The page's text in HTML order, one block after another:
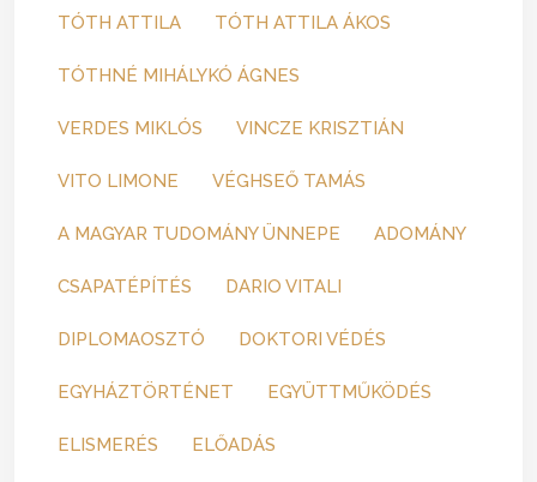
TÓTH ATTILA TÓTH ATTILA ÁKOS
TÓTHNÉ MIHÁLYKÓ ÁGNES
VERDES MIKLÓS VINCZE KRISZTIÁN
VITO LIMONE VÉGHSEŐ TAMÁS
A MAGYAR TUDOMÁNY ÜNNEPE ADOMÁNY
CSAPATÉPÍTÉS DARIO VITALI
DIPLOMAOSZTÓ DOKTORI VÉDÉS
EGYHÁZTÖRTÉNET EGYÜTTMŰKÖDÉS
ELISMERÉS ELŐADÁS